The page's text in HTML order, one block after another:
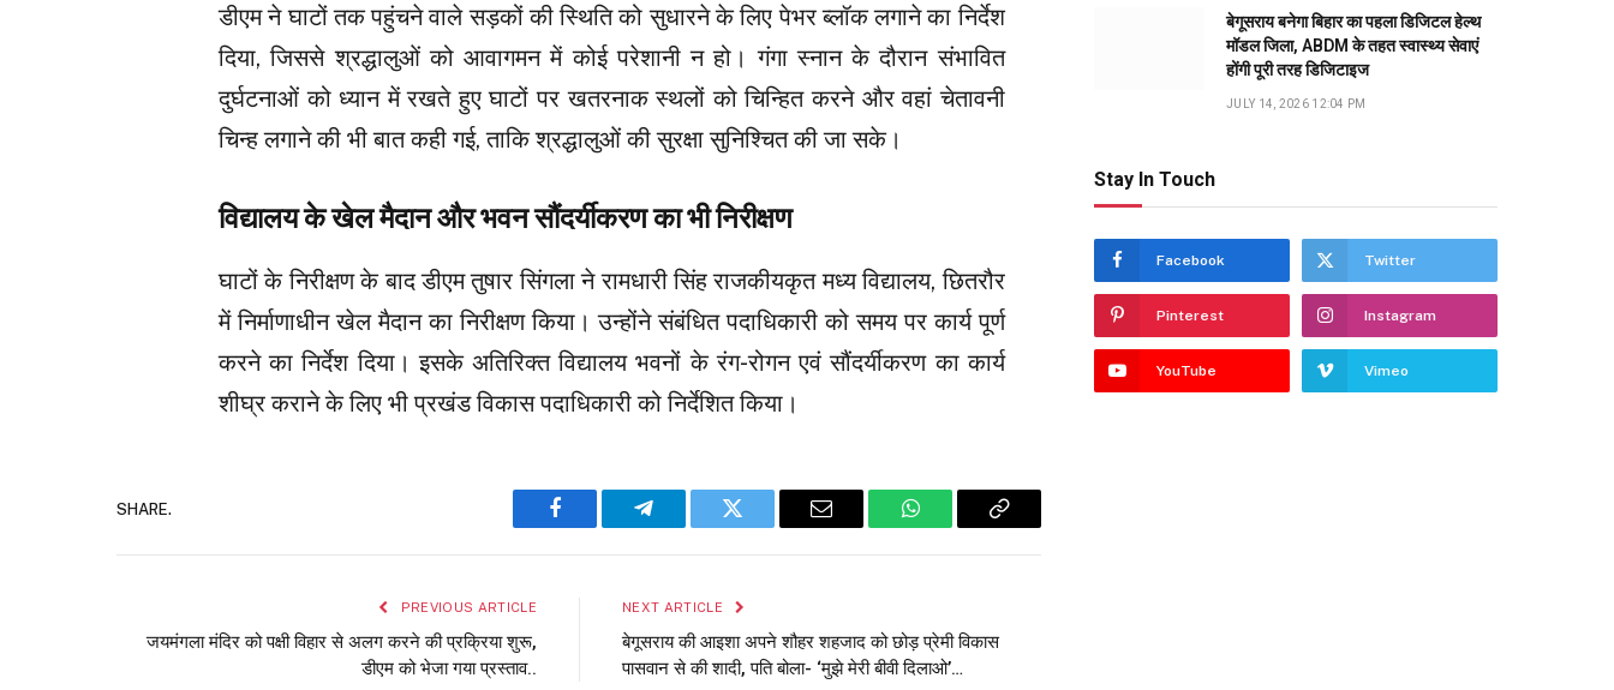
डीएम ने घाटों तक पहुंचने वाले सड़कों की स्थिति को सुधारने के लिए पेभर ब्लॉक लगाने का निर्देश
दिया, जिससे श्रद्धालुओं को आवागमन में कोई परेशानी न हो। गंगा स्नान के दौरान संभावित
दुर्घटनाओं को ध्यान में रखते हुए घाटों पर खतरनाक स्थलों को चिन्हित करने और वहां चेतावनी
चिन्ह लगाने की भी बात कही गई, ताकि श्रद्धालुओं की सुरक्षा सुनिश्चित की जा सके।
विद्यालय के खेल मैदान और भवन सौंदर्यीकरण का भी निरीक्षण
घाटों के निरीक्षण के बाद डीएम तुषार सिंगला ने रामधारी सिंह राजकीयकृत मध्य विद्यालय, छितरौर
में निर्माणाधीन खेल मैदान का निरीक्षण किया। उन्होंने संबंधित पदाधिकारी को समय पर कार्य पूर्ण
करने का निर्देश दिया। इसके अतिरिक्त विद्यालय भवनों के रंग-रोगन एवं सौंदर्यीकरण का कार्य
शीघ्र कराने के लिए भी प्रखंड विकास पदाधिकारी को निर्देशित किया।
SHARE.
Facebook Telegram Twitter Email WhatsAppCopy
PREVIOUS ARTICLE
जयमंगला मंदिर को पक्षी विहार से अलग करने की प्रक्रिया शुरू,
डीएम को भेजा गया प्रस्ताव..
NEXT ARTICLE
बेगूसराय की आइशा अपने शौहर शहजाद को छोड़ प्रेमी विकास
पासवान से की शादी, पति बोला- ‘मुझे मेरी बीवी दिलाओ’…
बेगूसराय बनेगा बिहार का पहला डिजिटल हेल्थ
मॉडल जिला, ABDM के तहत स्वास्थ्य सेवाएं
होंगी पूरी तरह डिजिटाइज
JULY 14, 2026 12:04 PM
Stay In Touch
Facebook Twitter
Pinterest Instagram
YouTube Vimeo